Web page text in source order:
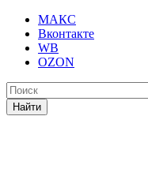
МАКС
Вконтакте
WB
OZON
Найти